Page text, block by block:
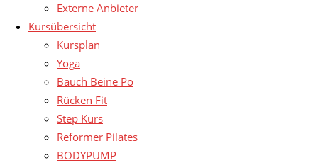
Externe Anbieter
Kursübersicht
Kursplan
Yoga
Bauch Beine Po
Rücken Fit
Step Kurs
Reformer Pilates
BODYPUMP